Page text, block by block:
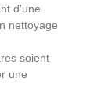
d'une
nettoyage
soient
une